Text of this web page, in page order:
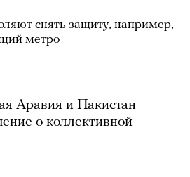
снять защиту, например,
метро
Аравия и Пакистан
о коллективной